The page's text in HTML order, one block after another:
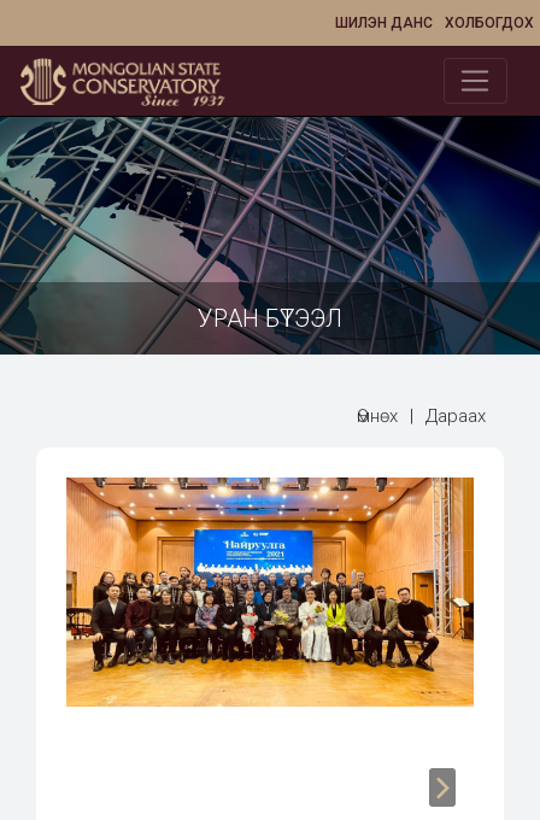
ХОЛБОГДОХ
ШИЛЭН ДАНС
УРАН БҮТЭЭЛ
Өмнөх | Дараах